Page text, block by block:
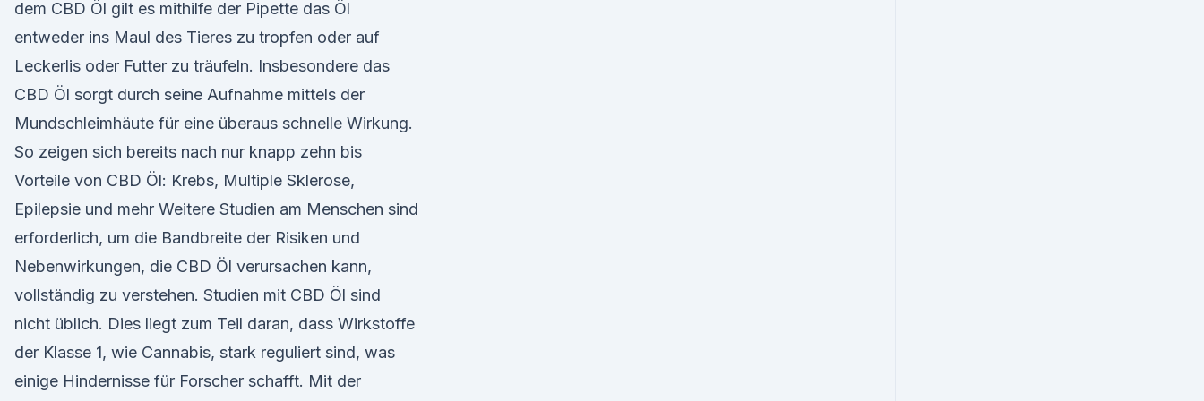
dem CBD Öl gilt es mithilfe der Pipette das Öl
entweder ins Maul des Tieres zu tropfen oder auf
Leckerlis oder Futter zu träufeln. Insbesondere das
CBD Öl sorgt durch seine Aufnahme mittels der
Mundschleimhäute für eine überaus schnelle Wirkung.
So zeigen sich bereits nach nur knapp zehn bis
Vorteile von CBD Öl: Krebs, Multiple Sklerose,
Epilepsie und mehr Weitere Studien am Menschen sind
erforderlich, um die Bandbreite der Risiken und
Nebenwirkungen, die CBD Öl verursachen kann,
vollständig zu verstehen. Studien mit CBD Öl sind
nicht üblich. Dies liegt zum Teil daran, dass Wirkstoffe
der Klasse 1, wie Cannabis, stark reguliert sind, was
einige Hindernisse für Forscher schafft. Mit der